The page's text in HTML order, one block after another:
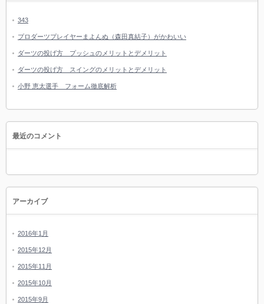
343
プロダーツプレイヤーまよんぬ（森田真結子）がかわいい
ダーツの投げ方 プッシュのメリットとデメリット
ダーツの投げ方 スイングのメリットとデメリット
小野 恵太選手 フォーム徹底解析
最近のコメント
アーカイブ
2016年1月
2015年12月
2015年11月
2015年10月
2015年9月